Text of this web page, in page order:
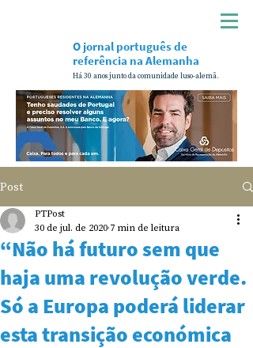
Há 30 anos junto da comunidade luso-alemã.
O jornal português de
referência na Alemanha
Post
“Não há futuro sem que
haja uma revolução verde.
Só a Europa poderá liderar
esta transição económica
PTPost
30 de jul. de 2020 7 min de leitura